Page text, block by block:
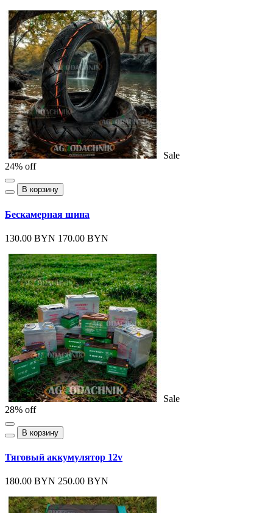
Sale
24% off
В корзину
Бескамерная шина
130.00 BYN 170.00 BYN
Sale
28% off
В корзину
Тяговый аккумулятор 12v
180.00 BYN 250.00 BYN